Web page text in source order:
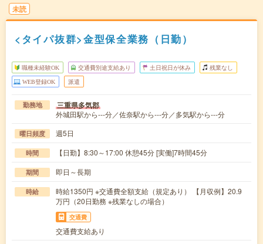
未読
<タイパ抜群>金型保全業務（日勤）
職種未経験OK 交通費別途支給あり 土日祝日が休み 残業なし
WEB登録OK 派遣
勤務地 三重県多気郡
外城田駅から---分／佐奈駅から---分／多気駅から---分
曜日頻度 週5日
時間 【日勤】8:30～17:00 休憩45分 [実働]7時間45分
期間 即日～長期
時給
時給1350円 ※交通費全額支給（規定あり） 【月収例】20.9
万円（20日勤務 ※残業なしの場合）
交通費
交通費支給あり